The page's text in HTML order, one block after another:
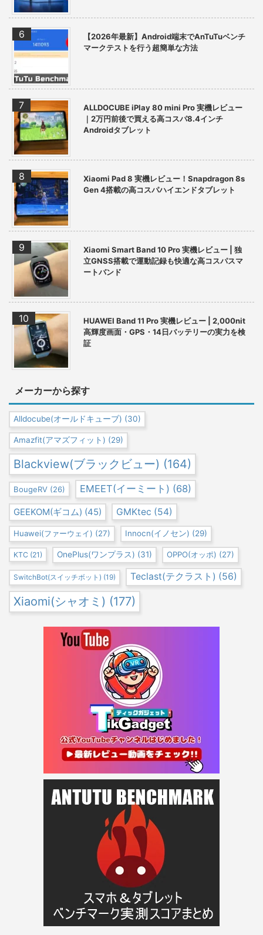
【2026年最新】Android端末でAnTuTuベンチ
マークテストを行う超簡単な方法
ALLDOCUBE iPlay 80 mini Pro 実機レビュー
｜2万円前後で買える高コスパ8.4インチ
Androidタブレット
Xiaomi Pad 8 実機レビュー！Snapdragon 8s
Gen 4搭載の高コスパハイエンドタブレット
Xiaomi Smart Band 10 Pro 実機レビュー | 独
立GNSS搭載で運動記録も快適な高コスパスマ
ートバンド
HUAWEI Band 11 Pro 実機レビュー | 2,000nit
高輝度画面・GPS・14日バッテリーの実力を検
証
メーカーから探す
Alldocube(オールドキューブ) (30)
Amazfit(アマズフィット) (29)
Blackview(ブラックビュー) (164)
BougeRV (26) EMEET(イーミート) (68)
GEEKOM(ギコム) (45) GMKtec (54)
Huawei(ファーウェイ) (27) Innocn(イノセン) (29)
KTC (21) OnePlus(ワンプラス) (31) OPPO(オッポ) (27)
SwitchBot(スイッチボット) (19) Teclast(テクラスト) (56)
Xiaomi(シャオミ) (177)